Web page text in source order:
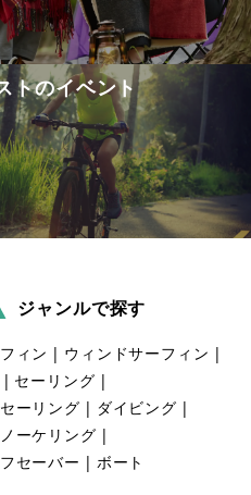
トのイベント
ジャンルで探す
ィン
ウィンドサーフィン
セーリング
ーリング
ダイビング
ーケリング
セーバー
ボート